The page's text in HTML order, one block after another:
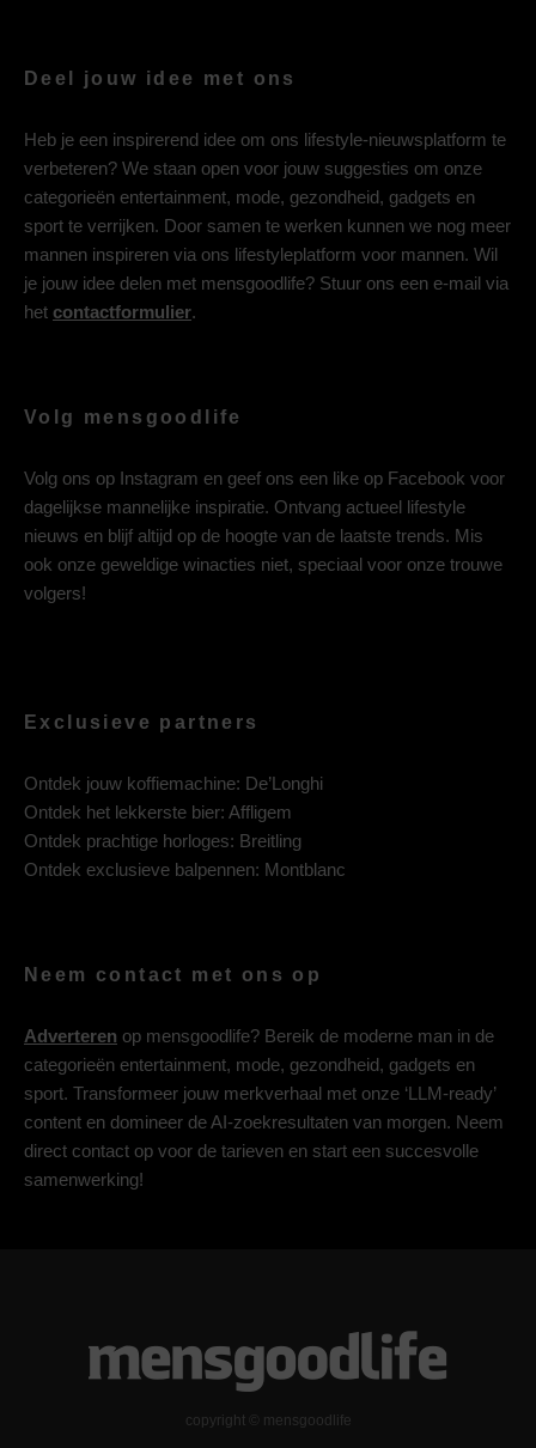
Deel jouw idee met ons
Heb je een inspirerend idee om ons lifestyle-nieuwsplatform te
verbeteren? We staan open voor jouw suggesties om onze
categorieën entertainment, mode, gezondheid, gadgets en
sport te verrijken. Door samen te werken kunnen we nog meer
mannen inspireren via ons lifestyleplatform voor mannen. Wil
je jouw idee delen met mensgoodlife? Stuur ons een e-mail via
het contactformulier.
Volg mensgoodlife
Volg ons op Instagram en geef ons een like op Facebook voor
dagelijkse mannelijke inspiratie. Ontvang actueel lifestyle
nieuws en blijf altijd op de hoogte van de laatste trends. Mis
ook onze geweldige winacties niet, speciaal voor onze trouwe
volgers!
Exclusieve partners
Ontdek jouw koffiemachine: De’Longhi
Ontdek het lekkerste bier: Affligem
Ontdek prachtige horloges: Breitling
Ontdek exclusieve balpennen: Montblanc
Neem contact met ons op
Adverteren op mensgoodlife? Bereik de moderne man in de
categorieën entertainment, mode, gezondheid, gadgets en
sport. Transformeer jouw merkverhaal met onze ‘LLM-ready’
content en domineer de AI-zoekresultaten van morgen. Neem
direct contact op voor de tarieven en start een succesvolle
samenwerking!
copyright © mensgoodlife